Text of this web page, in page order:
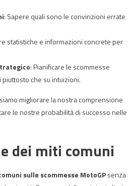
: Sapere quali sono le convinzioni errate
statistiche e informazioni concrete per
: Pianificare le scommesse
che su intuizioni.
migliorare la nostra comprensione
le nostre probabilità di successo nelle
dei miti comuni
sulle scommesse MotoGPsenza